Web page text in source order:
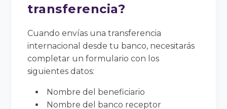
transferencia?
Cuando envías una transferencia
internacional desde tu banco, necesitarás
completar un formulario con los
siguientes datos:
Nombre del beneficiario
Nombre del banco receptor